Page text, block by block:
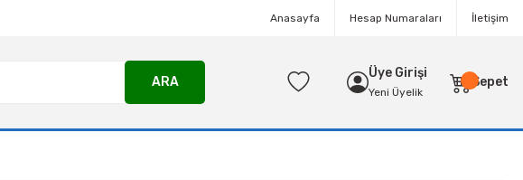
Anasayfa Hesap Numaraları İletişim
ARA
Üye Girişi
Yeni Üyelik
Sepet